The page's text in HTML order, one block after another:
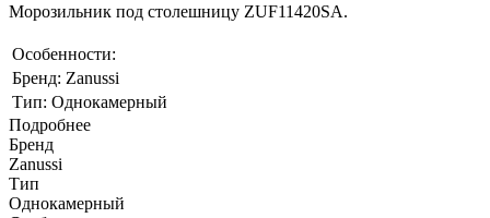
Морозильник под столешницу ZUF11420SA.
Особенности:
Бренд: Zanussi
Тип: Однокамерный
Подробнее
Бренд
Zanussi
Тип
Однокамерный